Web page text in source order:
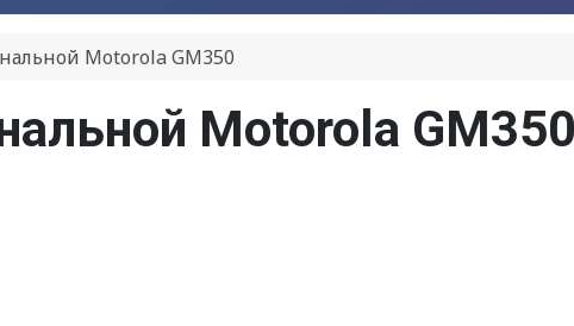
Motorola GM350
Motorola